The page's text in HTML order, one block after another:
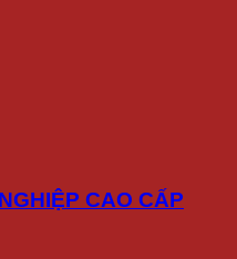
CAO CẤP